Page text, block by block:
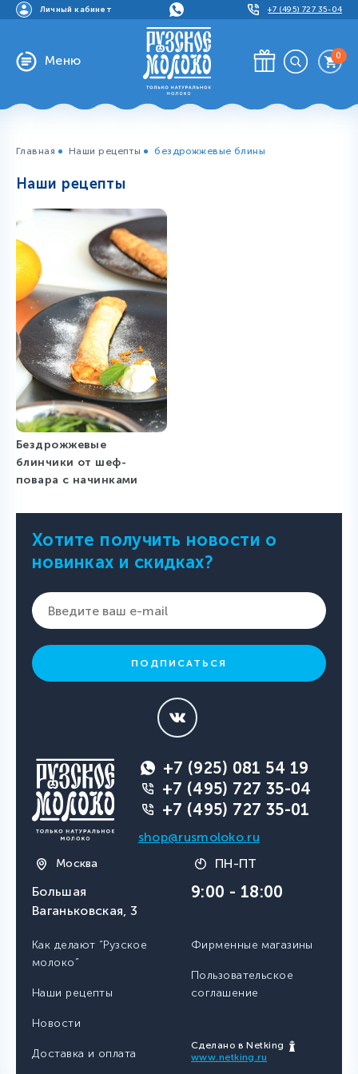
Личный кабинет +7 (495) 727 35-04
Меню 0
Главная Наши рецепты бездрожжевые блины
Наши рецепты
Бездрожжевые
блинчики от шеф-
повара с начинками
+7 (925) 081 54 19
+7 (495) 727 35-04
+7 (495) 727 35-01
shop@rusmoloko.ru
Москва
Большая
Ваганьковская, 3
ПН-ПТ
9:00 - 18:00
Как делают “Рузское
молоко”
Наши рецепты
Новости
Доставка и оплата
Фирменные магазины
Пользовательское
соглашение
Сделано в Netking
www.netking.ru
Хотите получить новости о
новинках и скидках?
ПОДПИСАТЬСЯ